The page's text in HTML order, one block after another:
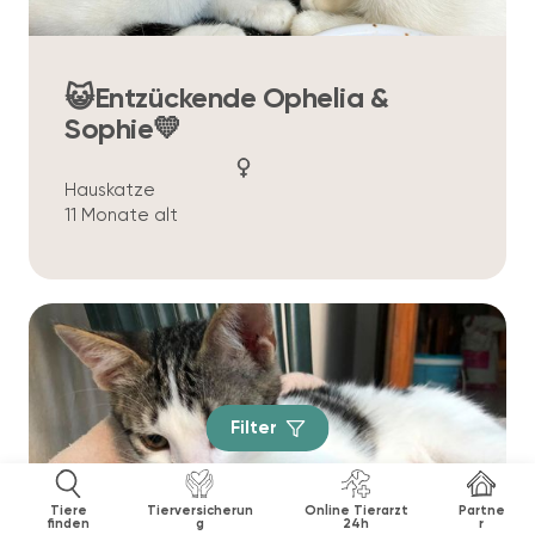
Tiere
finden
Tierversicherun
g
Online Tierarzt
24h
Partne
r
😺Entzückende Ophelia &
Sophie💛
Hauskatze
11 Monate alt
Filter